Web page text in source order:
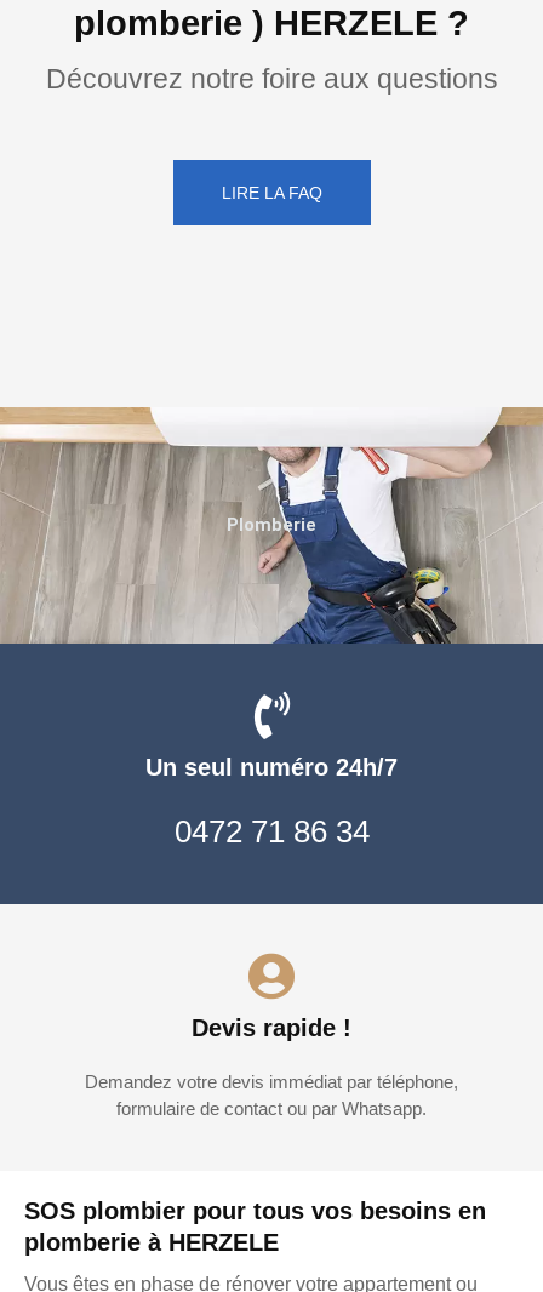
plomberie ) HERZELE ?
Découvrez notre foire aux questions
LIRE LA FAQ
SOS plombier pour tous vos besoins en
plomberie à HERZELE
Vous êtes en phase de rénover votre appartement ou
Un seul numéro 24h/7
0472 71 86 34
Devis rapide !
Demandez votre devis immédiat par téléphone,
formulaire de contact ou par Whatsapp.
Plomberie